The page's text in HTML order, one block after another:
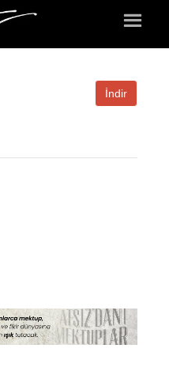
İndir